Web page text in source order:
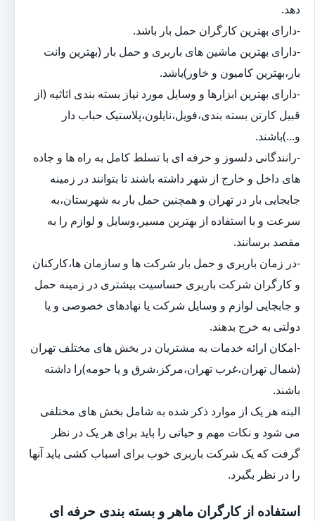
دهد.
-دارای بهترین کارگران حمل بار باشد.
-دارای بهترین ماشین های باربری و حمل بار (بهترین وانت
بار،بهترین کامیون و خاور)باشد.
-دارای بهترین ابزارها و وسایل مورد نیاز بسته بندی اثاثیه (از
قبیل کارتن بسته بندی،فویل،نایلون،پلاستیک حباب دار
و...)باشند.
-رانندگانی دلسوز و حرفه ای با تسلط کامل به راه ها و جاده
های داخل و خارج از شهر داشته باشند تا بتوانند در زمینه
جابجایی بار در تهران و همچنین حمل بار به شهرستان،به
سرعت و با استفاده از بهترین مسیر،وسایل و لوازم را به
مقصد برسانند.
-در زمان باربری و حمل بار شرکت ها و سازمان ها،کارکنان
و کارگران شرکت باربری حساسیت بیشتری در زمینه حمل
و جابجایی لوازم و وسایل شرکت یا نهادهای خصوصی و یا
دولتی به خرج بدهند.
-امکان ارائه خدمات به مشتریان در بخش های مختلف تهران
(شمال تهران،غرب تهران،مرکز،شرق و یا حومه)را داشته
باشند.
البته هر یک از موارد ذکر شده به شامل بخش های مختلفی
می شود و نکات مهم و حیاتی را باید برای هر یک در نظر
گرفت که یک شرکت باربری خوب برای اسباب کشی باید آنها
را در نظر بگیرد.
استفاده از کارگران ماهر و بسته بندی حرفه ای